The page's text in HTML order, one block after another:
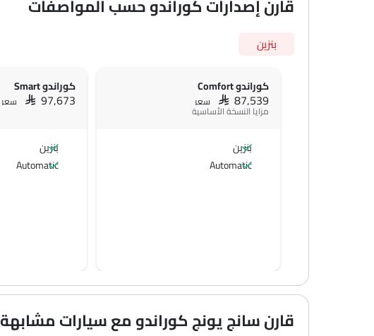
قارن إصدارات كوراندو حسب المواصفات
بنزين
كوراندو Comfort
SAR 87,539 سعر
مزايا النسخة الأساسية
بنزين
Automatic
كوراندو Smart
SAR 97,673 سعر
بنزين
Automatic
قارن سانج يونج كوراندو مع سيارات مشابهة